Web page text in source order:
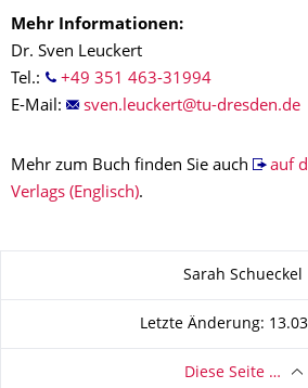
Mehr Informationen:
Dr. Sven Leuckert
Tel.:
+49 351 463-31994
E-Mail:
Mehr zum Buch finden Sie auch
auf
Verlags (Englisch).
Sarah Schueckel
Letzte Änderung:
Diese Seite …